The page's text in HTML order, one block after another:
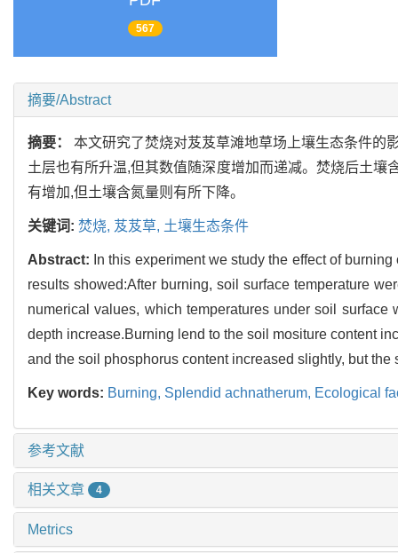
567
摘要/Abstract
摘要：本文研究了焚烧对芨芨草滩地草场上壤生态条件
土层也有所升温,但其数值随深度增加而递减。焚烧后土
有增加,但土壤含氮量则有所下降。
关键词: 焚烧, 芨芨草, 土壤生态条件
Abstract: In this experiment we study the effect of
results showed:After burning, soil surface temperature
numerical values, which temperatures under soil
depth increase.Burning lend to the soil mositure content
and the soil phosphorus content increased slightly, but
Key words: Burning, Splendid achnatherum, Ecological
参考文献
相关文章 4
Metrics